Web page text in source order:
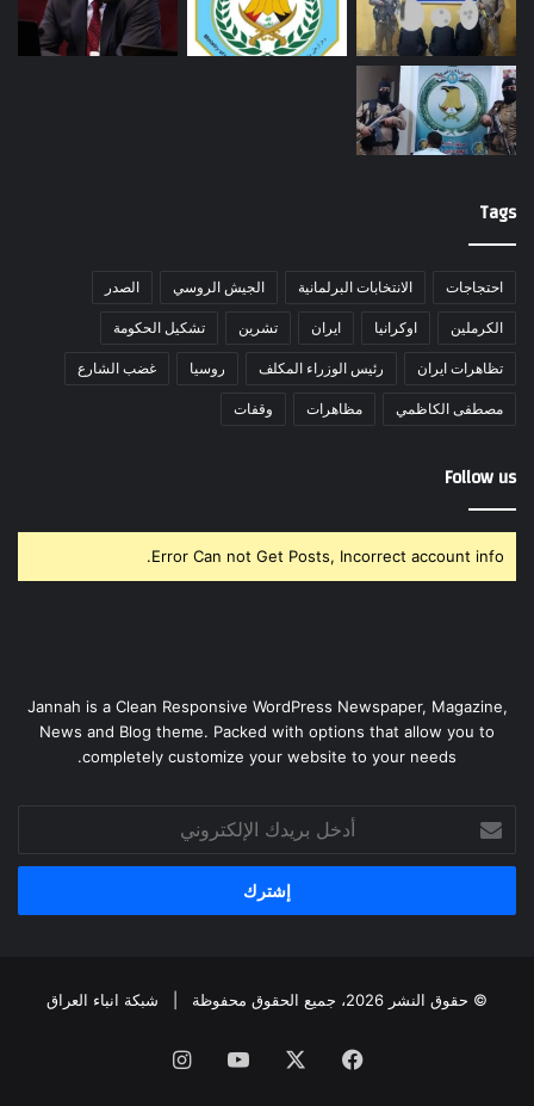
Tags
احتجاجات الانتخابات البرلمانية الجيش الروسي الصدر
الكرملين اوكرانيا ايران تشرين تشكيل الحكومة
تظاهرات ايران رئيس الوزراء المكلف روسيا غضب الشارع
مصطفى الكاظمي مظاهرات وقفات
Follow us
Error Can not Get Posts, Incorrect account info.
Jannah is a Clean Responsive WordPress Newspaper, Magazine,
News and Blog theme. Packed with options that allow you to
completely customize your website to your needs.
بريدك
الإلكتروني
© حقوق النشر 2026، جميع الحقوق محفوظة | شبكة انباء العراق
فيسبوك ‫YouTubeانستقرام